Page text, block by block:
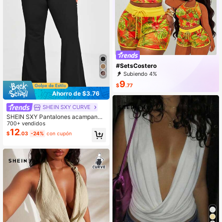
Ahorro de $3.76
SHEIN SXY CURVE
SHEIN SXY Pantalones acampanad
os de talle alto
700+ vendidos
$12.03 -24% con cupón
#SetsCostero
Subiendo 4%
$9.77